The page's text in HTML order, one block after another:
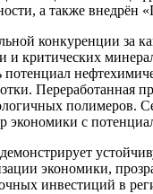
а также внедрён
конкуренции за
критических
полимеров.
экономики с
экономики,
инвестиций в